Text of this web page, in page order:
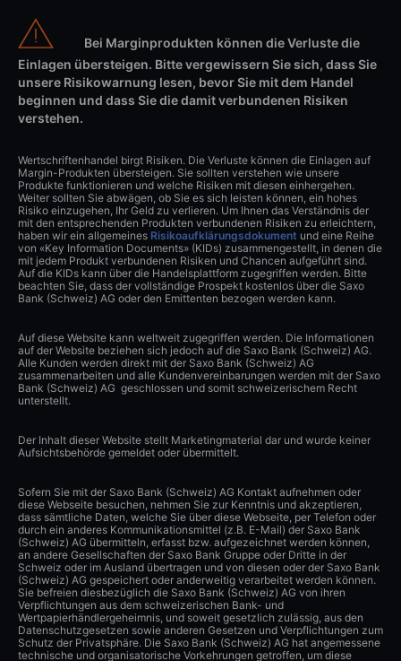
Bei Marginprodukten können die Verluste die
Einlagen übersteigen. Bitte vergewissern Sie sich, dass Sie
unsere Risikowarnung lesen, bevor Sie mit dem Handel
beginnen und dass Sie die damit verbundenen Risiken
verstehen.
Wertschriftenhandel birgt Risiken. Die Verluste können die Einlagen auf
Margin-Produkten übersteigen. Sie sollten verstehen wie unsere
Produkte funktionieren und welche Risiken mit diesen einhergehen.
Weiter sollten Sie abwägen, ob Sie es sich leisten können, ein hohes
Risiko einzugehen, Ihr Geld zu verlieren. Um Ihnen das Verständnis der
mit den entsprechenden Produkten verbundenen Risiken zu erleichtern,
haben wir ein allgemeines Risikoaufklärungsdokument und eine Reihe
von «Key Information Documents» (KIDs) zusammengestellt, in denen die
mit jedem Produkt verbundenen Risiken und Chancen aufgeführt sind.
Auf die KIDs kann über die Handelsplattform zugegriffen werden. Bitte
beachten Sie, dass der vollständige Prospekt kostenlos über die Saxo
Bank (Schweiz) AG oder den Emittenten bezogen werden kann.
Auf diese Website kann weltweit zugegriffen werden. Die Informationen
auf der Website beziehen sich jedoch auf die Saxo Bank (Schweiz) AG.
Alle Kunden werden direkt mit der Saxo Bank (Schweiz) AG
zusammenarbeiten und alle Kundenvereinbarungen werden mit der Saxo
Bank (Schweiz) AG geschlossen und somit schweizerischem Recht
unterstellt.
Der Inhalt dieser Website stellt Marketingmaterial dar und wurde keiner
Aufsichtsbehörde gemeldet oder übermittelt.
Sofern Sie mit der Saxo Bank (Schweiz) AG Kontakt aufnehmen oder
diese Webseite besuchen, nehmen Sie zur Kenntnis und akzeptieren,
dass sämtliche Daten, welche Sie über diese Webseite, per Telefon oder
durch ein anderes Kommunikationsmittel (z.B. E-Mail) der Saxo Bank
(Schweiz) AG übermitteln, erfasst bzw. aufgezeichnet werden können,
an andere Gesellschaften der Saxo Bank Gruppe oder Dritte in der
Schweiz oder im Ausland übertragen und von diesen oder der Saxo Bank
(Schweiz) AG gespeichert oder anderweitig verarbeitet werden können.
Sie befreien diesbezüglich die Saxo Bank (Schweiz) AG von ihren
Verpflichtungen aus dem schweizerischen Bank- und
Wertpapierhändlergeheimnis, und soweit gesetzlich zulässig, aus den
Datenschutzgesetzen sowie anderen Gesetzen und Verpflichtungen zum
Schutz der Privatsphäre. Die Saxo Bank (Schweiz) AG hat angemessene
technische und organisatorische Vorkehrungen getroffen, um diese